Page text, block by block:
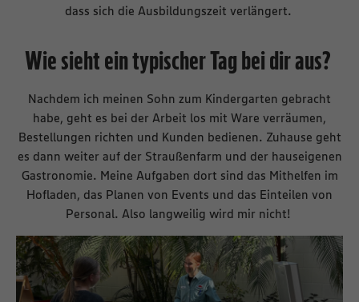
dass sich die Ausbildungszeit verlängert.
Wie sieht ein typischer Tag bei dir aus?
Nachdem ich meinen Sohn zum Kindergarten gebracht
habe, geht es bei der Arbeit los mit Ware verräumen,
Bestellungen richten und Kunden bedienen. Zuhause geht
es dann weiter auf der Straußenfarm und der hauseigenen
Gastronomie. Meine Aufgaben dort sind das Mithelfen im
Hofladen, das Planen von Events und das Einteilen von
Personal. Also langweilig wird mir nicht!